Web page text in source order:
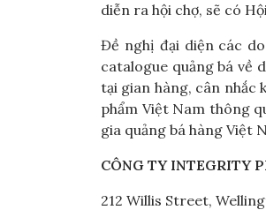
diễn ra hội chợ, sẽ có
Đề nghị đại diện các
catalogue quảng bá về
tại gian hàng, cân nhắc
phẩm Việt Nam thông
gia quảng bá hàng Việt
CÔNG TY INTEGRITY
212 Willis Street,